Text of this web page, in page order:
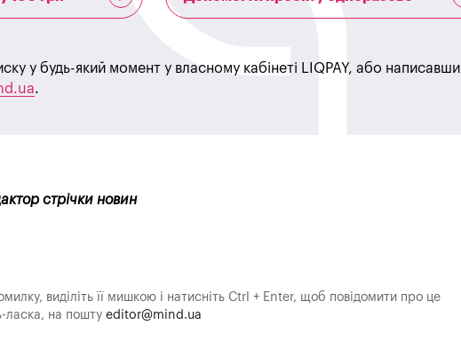
у будь-який момент у власному кабінеті LIQPAY, або написавши
.
стрічки новин
виділіть її мишкою і натисніть Ctrl + Enter, щоб повідомити про це
ласка, на пошту editor@mind.ua